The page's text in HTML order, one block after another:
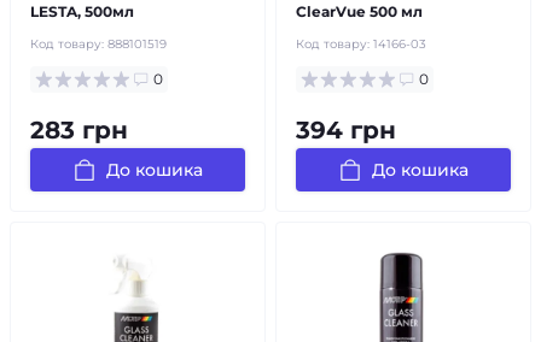
LESTA, 500мл
Код товару: 888101519
0
283 грн
До кошика
ClearVue 500 мл
Код товару: 14166-03
0
394 грн
До кошика